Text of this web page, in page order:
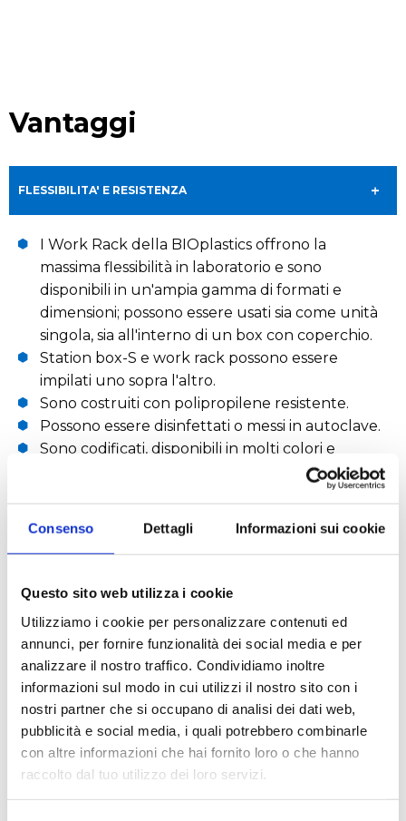
Consenso Dettagli Informazioni sui cookie
Questo sito web utilizza i cookie
Utilizziamo i cookie per personalizzare contenuti ed
annunci, per fornire funzionalità dei social media e per
analizzare il nostro traffico. Condividiamo inoltre
informazioni sul modo in cui utilizzi il nostro sito con i
nostri partner che si occupano di analisi dei dati web,
pubblicità e social media, i quali potrebbero combinarle
con altre informazioni che hai fornito loro o che hanno
raccolto dal tuo utilizzo dei loro servizi.
Vantaggi
FLESSIBILITA' E RESISTENZA
I Work Rack della BIOplastics offrono la
massima flessibilità in laboratorio e sono
disponibili in un'ampia gamma di formati e
dimensioni; possono essere usati sia come unità
singola, sia all'interno di un box con coperchio.
Station box-S e work rack possono essere
impilati uno sopra l'altro.
Sono costruiti con polipropilene resistente.
Possono essere disinfettati o messi in autoclave.
Sono codificati, disponibili in molti colori e
possono essere usati per lo stoccaggio in
Caratteristiche tecniche
dimensioni: (LxWxH) 12,3x8,4x4,5 cm
unità singola work rack da 60 posizioni per
provette da 0,5 ml per microcentrifughe